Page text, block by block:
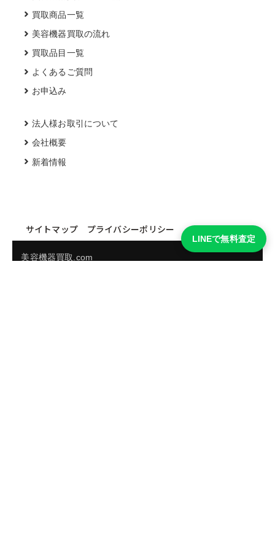
買取商品一覧
美容機器買取の流れ
買取品目一覧
よくあるご質問
お申込み
法人様お取引について
会社概要
新着情報
サイトマップ プライバシーポリシー
美容機器買取.com
LINEで無料査定